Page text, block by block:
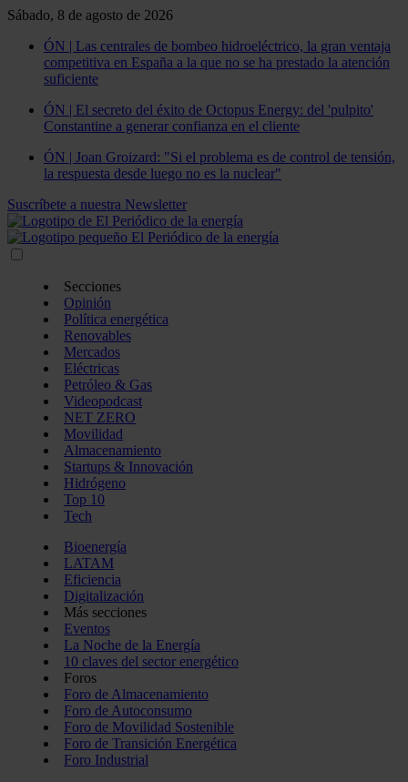
Sábado, 8 de agosto de 2026
ÓN | Las centrales de bombeo hidroeléctrico, la gran ventaja
competitiva en España a la que no se ha prestado la atención
suficiente
ÓN | El secreto del éxito de Octopus Energy: del 'pulpito'
Constantine a generar confianza en el cliente
ÓN | Joan Groizard: "Si el problema es de control de tensión,
la respuesta desde luego no es la nuclear"
Suscríbete a nuestra Newsletter
Secciones
Opinión
Política energética
Renovables
Mercados
Eléctricas
Petróleo & Gas
Videopodcast
NET ZERO
Movilidad
Almacenamiento
Startups & Innovación
Hidrógeno
Top 10
Tech
Bioenergía
LATAM
Eficiencia
Digitalización
Más secciones
Eventos
La Noche de la Energía
10 claves del sector energético
Foros
Foro de Almacenamiento
Foro de Autoconsumo
Foro de Movilidad Sostenible
Foro de Transición Energética
Foro Industrial